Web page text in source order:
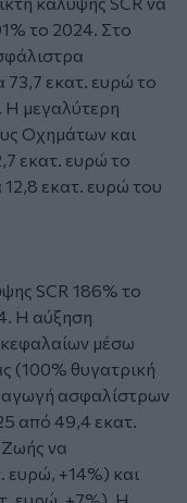
το 2024. Στο
73,7 εκατ. ευρώ το
Η μεγαλύτερη
Οχημάτων και
εκατ. ευρώ το
εκατ. ευρώ του
SCR 186% το
Η αύξηση
κεφαλαίων μέσω
(100% θυγατρική
ασφαλίστρων
από 49,4 εκατ.
να
ευρώ, +14%) και